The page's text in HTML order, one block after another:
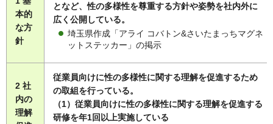
本的
な方
針
となど、性の多様性を尊重する方針や姿勢を社内外に
広く公開している。
埼玉県作成「アライ コバトン&さいたまっちマグネ
ットステッカー」の掲示
2 社
内の
理解
従業員向けに性の多様性に関する理解を促進するため
の取組を行っている。
（1）従業員向けに性の多様性に関する理解を促進する
研修を年1回以上実施している